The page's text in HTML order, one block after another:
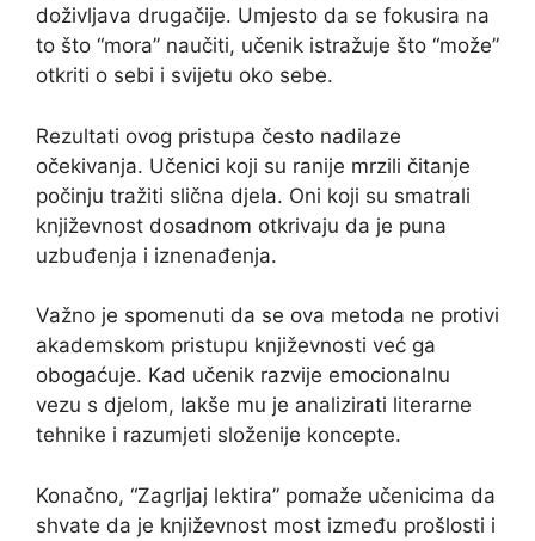
doživljava drugačije. Umjesto da se fokusira na
to što “mora” naučiti, učenik istražuje što “može”
otkriti o sebi i svijetu oko sebe.
Rezultati ovog pristupa često nadilaze
očekivanja. Učenici koji su ranije mrzili čitanje
počinju tražiti slična djela. Oni koji su smatrali
književnost dosadnom otkrivaju da je puna
uzbuđenja i iznenađenja.
Važno je spomenuti da se ova metoda ne protivi
akademskom pristupu književnosti već ga
obogaćuje. Kad učenik razvije emocionalnu
vezu s djelom, lakše mu je analizirati literarne
tehnike i razumjeti složenije koncepte.
Konačno, “Zagrljaj lektira” pomaže učenicima da
shvate da je književnost most između prošlosti i